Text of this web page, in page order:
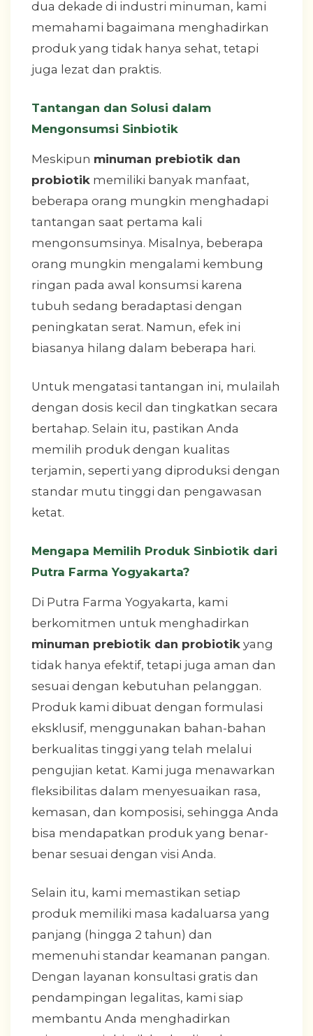
dua dekade di industri minuman, kami
memahami bagaimana menghadirkan
produk yang tidak hanya sehat, tetapi
juga lezat dan praktis.
Tantangan dan Solusi dalam
Mengonsumsi Sinbiotik
Meskipun minuman prebiotik dan
probiotik memiliki banyak manfaat,
beberapa orang mungkin menghadapi
tantangan saat pertama kali
mengonsumsinya. Misalnya, beberapa
orang mungkin mengalami kembung
ringan pada awal konsumsi karena
tubuh sedang beradaptasi dengan
peningkatan serat. Namun, efek ini
biasanya hilang dalam beberapa hari.
Untuk mengatasi tantangan ini, mulailah
dengan dosis kecil dan tingkatkan secara
bertahap. Selain itu, pastikan Anda
memilih produk dengan kualitas
terjamin, seperti yang diproduksi dengan
standar mutu tinggi dan pengawasan
ketat.
Mengapa Memilih Produk Sinbiotik dari
Putra Farma Yogyakarta?
Di Putra Farma Yogyakarta, kami
berkomitmen untuk menghadirkan
minuman prebiotik dan probiotik yang
tidak hanya efektif, tetapi juga aman dan
sesuai dengan kebutuhan pelanggan.
Produk kami dibuat dengan formulasi
eksklusif, menggunakan bahan-bahan
berkualitas tinggi yang telah melalui
pengujian ketat. Kami juga menawarkan
fleksibilitas dalam menyesuaikan rasa,
kemasan, dan komposisi, sehingga Anda
bisa mendapatkan produk yang benar-
benar sesuai dengan visi Anda.
Selain itu, kami memastikan setiap
produk memiliki masa kadaluarsa yang
panjang (hingga 2 tahun) dan
memenuhi standar keamanan pangan.
Dengan layanan konsultasi gratis dan
pendampingan legalitas, kami siap
membantu Anda menghadirkan